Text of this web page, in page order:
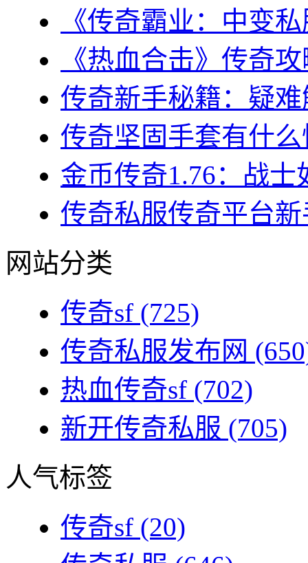
《传奇霸业：中变
《热血合击》传奇
传奇新手秘籍：疑
传奇坚固手套有什么
金币传奇1.76：战
传奇私服传奇平台
网站分类
传奇sf (725)
传奇私服发布网
热血传奇sf (702)
新开传奇私服 (705)
人气标签
传奇sf (20)